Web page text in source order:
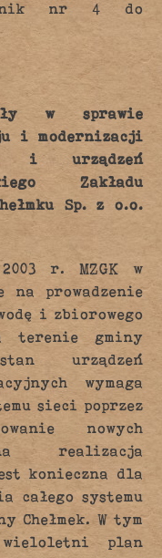
nr 4 do
w sprawie
i modernizacji
i urządzeń
Zakładu
Sp. z o.o.
r. MZGK w
na prowadzenie
i zbiorowego
terenie gminy
urządzeń
wymaga
sieci poprzez
nowych
realizacja
konieczna dla
całego systemu
Chełmek. W tym
wieloletni plan